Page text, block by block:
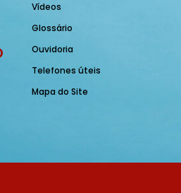
Vídeos
Glossário
Ouvidoria
Telefones úteis
Mapa do Site